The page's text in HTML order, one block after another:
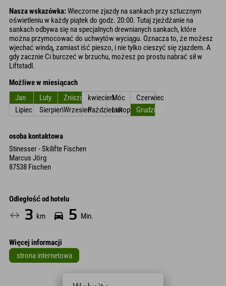
Nasza wskazówka:Wieczorne zjazdy na sankach przy sztucznym
oświetleniu w każdy piątek do godz. 20:00. Tutaj zjeżdżanie na
sankach odbywa się na specjalnych drewnianych sankach, które
można przymocować do uchwytów wyciągu. Oznacza to, że możesz
wjechać windą, zamiast iść pieszo, i nie tylko cieszyć się zjazdem. A
gdy zacznie Ci burczeć w brzuchu, możesz po prostu nabrać sił w
Liftstadl.
Możliwe w miesiącach
Jan
Luty ZniszczyćkwiecieńMóc
Czerwiec
Lipiec
SierpieńWrzesieńPaździernikListopadGrudzień
osoba kontaktowa
Stinesser - Skilifte Fischen
Marcus Jörg
87538 Fischen
Odległość od hotelu
3 km 5 Min.
Więcej informacji
strona internetowa